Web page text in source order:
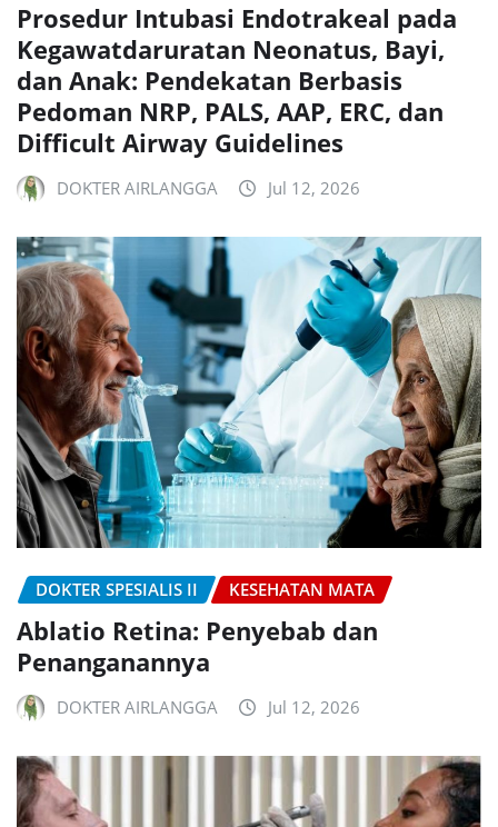
Prosedur Intubasi Endotrakeal pada
Kegawatdaruratan Neonatus, Bayi,
dan Anak: Pendekatan Berbasis
Pedoman NRP, PALS, AAP, ERC, dan
Difficult Airway Guidelines
DOKTER AIRLANGGA Jul 12, 2026
DOKTER SPESIALIS II KESEHATAN MATA
Ablatio Retina: Penyebab dan
Penanganannya
DOKTER AIRLANGGA Jul 12, 2026